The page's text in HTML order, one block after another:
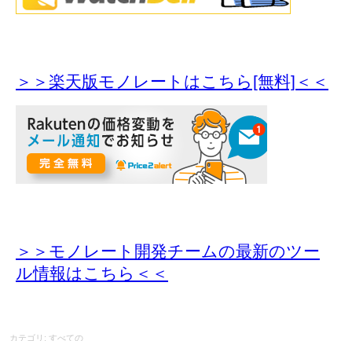
＞＞楽天版モノレートはこちら[無料]＜＜
＞＞モノレート開発チームの最新のツー
ル情報はこちら＜＜
カテゴリ: すべての